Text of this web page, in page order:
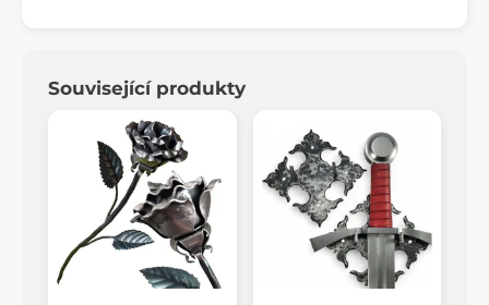
Související produkty